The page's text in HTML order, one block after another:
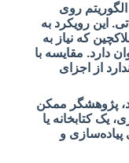
روی
رویکرد به
که نیاز به
مقایسه با
از اجزای
ممکن
کتابخانه یا
و